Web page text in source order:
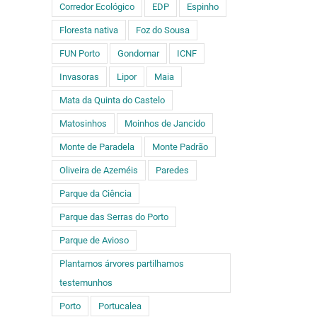
Fonte da
Moura
constrói o
herbário
do Parque
da Cidade
Escolas da
ampliam a
bolsa de
plantas do
FUTURO
Corredor Ecológico EDP Espinho
Floresta nativa Foz do Sousa
FUN Porto Gondomar ICNF
Invasoras Lipor Maia
Mata da Quinta do Castelo
Matosinhos Moinhos de Jancido
Monte de Paradela Monte Padrão
Oliveira de Azeméis Paredes
Parque da Ciência
Parque das Serras do Porto
Parque de Avioso
Plantamos árvores partilhamos
testemunhos
Porto Portucalea